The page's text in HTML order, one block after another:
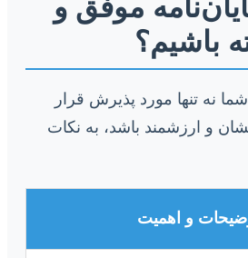
موفق و
باشیم؟
شما نه تنها مورد پذیرش قرار
و ارزشمند باشد، به نکات
و اهمیت